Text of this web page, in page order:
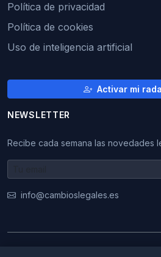
Política de privacidad
Política de cookies
Uso de inteligencia artificial
Activar mi
NEWSLETTER
Recibe cada semana las novedades
info@cambioslegales.es